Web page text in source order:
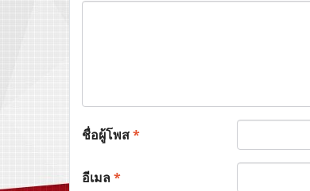
ชื่อผู้โพส*
อีเมล*